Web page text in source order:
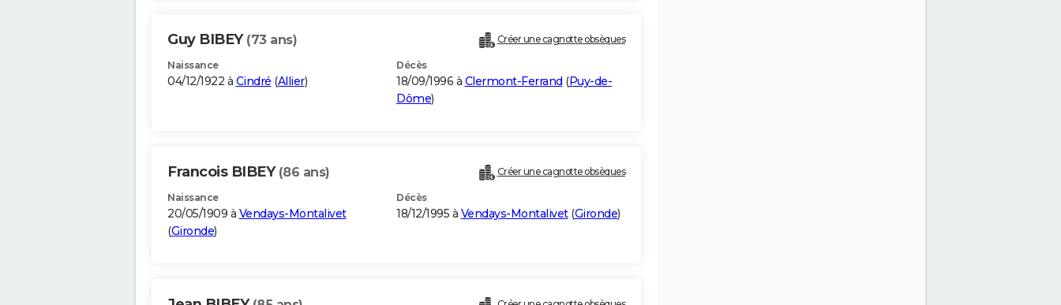
Guy BIBEY (73 ans) Créer une cagnotte obsèques
Naissance
04/12/1922 à Cindré (Allier)
Décès
18/09/1996 à Clermont-Ferrand (Puy-de-
Dôme)
Francois BIBEY (86 ans) Créer une cagnotte obsèques
Naissance
20/05/1909 à Vendays-Montalivet
(Gironde)
Décès
18/12/1995 à Vendays-Montalivet(Gironde)